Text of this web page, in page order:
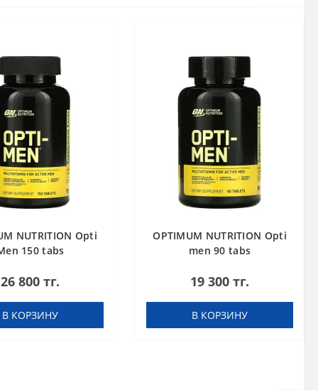
NUTRITION Opti
150 tabs
26 800 тг.
В КОРЗИНУ
OPTIMUM NUTRITION Opti
men 90 tabs
19 300 тг.
В КОРЗИНУ